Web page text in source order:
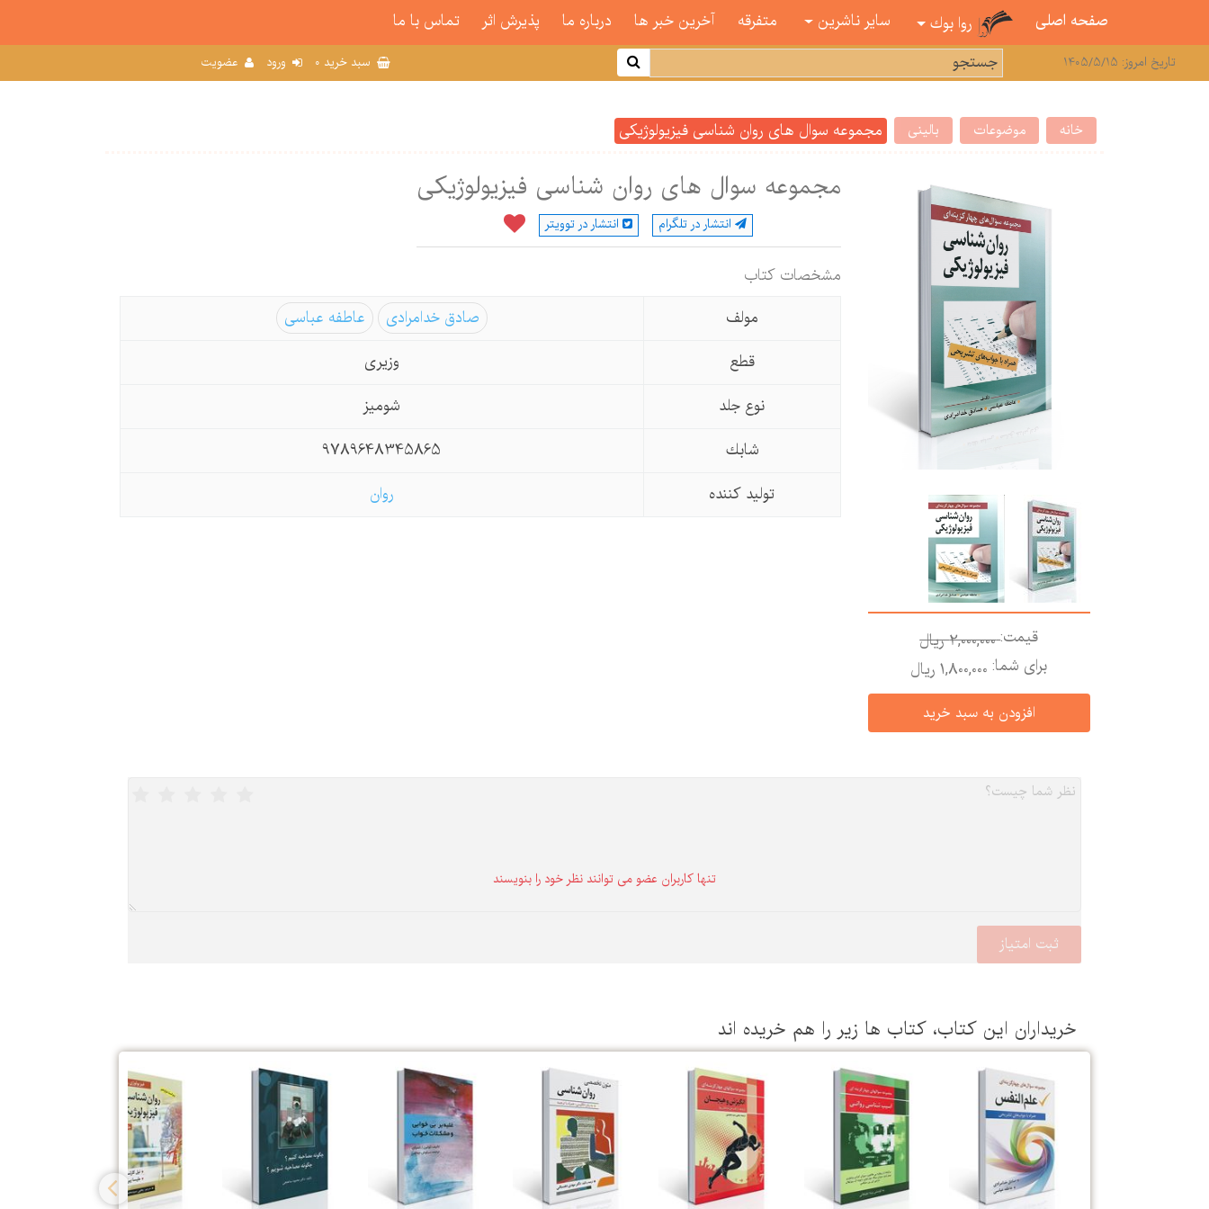
صفحه اصلی روا بوك سایر ناشرین متفرقه آخرین خبر ها درباره ما پذیرش اثر تماس با ما
تاریخ امروز: 1405/5/15 سبد خرید 0 ورود عضویت
خانه موضوعات بالینی مجموعه سوال های روان شناسی فیزیولوژیكی
قیمت:2,000,000 ريال
برای شما: 1,800,000 ريال
مجموعه سوال های روان شناسی فیزیولوژیكی
انتشار در تلگرام انتشار در توویتر
مشخصات كتاب
مولف
صادق خدامرادی
عاطفه عباسی
قطع
وزیری
نوع جلد
شومیز
شابك
9789648345865
تولید كننده
روان
تنها كاربران عضو می توانند نظر خود را بنویسند
خریداران این كتاب، كتاب ها زیر را هم خریده اند